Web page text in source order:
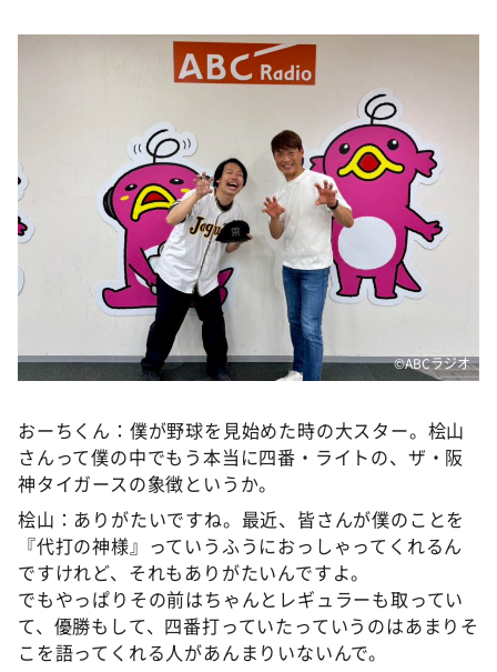
（news おかえり）
DAIGOも台所 ～きょうの献立 何にする？～
朝だ！生です旅サラダ
教えて！ニュースライブ 正義のミカタ
ＬＩＦＥ～夢のカタチ～
新婚さんいらっしゃい！
ポツンと一軒家
ザキ山小屋本館
ぺこぱのまるスポ
©️ABCラジオ
おーちくん：僕が野球を見始めた時の大スター。桧山
さんって僕の中でもう本当に四番・ライトの、ザ・阪
神タイガースの象徴というか。
桧山：ありがたいですね。最近、皆さんが僕のことを
『代打の神様』っていうふうにおっしゃってくれるん
ですけれど、それもありがたいんですよ。
でもやっぱりその前はちゃんとレギュラーも取ってい
て、優勝もして、四番打っていたっていうのはあまりそ
こを語ってくれる人があんまりいないんで。